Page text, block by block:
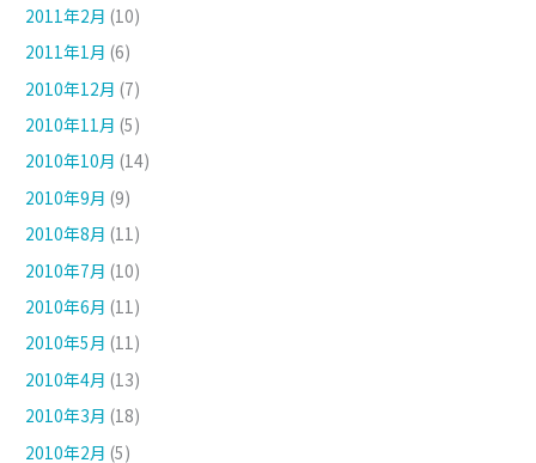
2011年2月 (10)
2011年1月 (6)
2010年12月 (7)
2010年11月 (5)
2010年10月 (14)
2010年9月 (9)
2010年8月 (11)
2010年7月 (10)
2010年6月 (11)
2010年5月 (11)
2010年4月 (13)
2010年3月 (18)
2010年2月 (5)